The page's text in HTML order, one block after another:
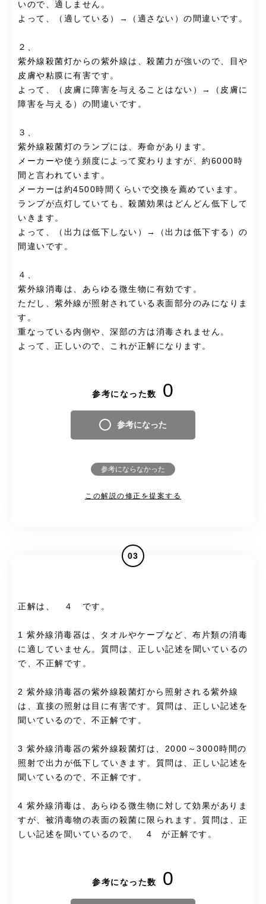
いので、適しません。
よって、（適している）→（適さない）の間違いです。
２、
紫外線殺菌灯からの紫外線は、殺菌力が強いので、目や
皮膚や粘膜に有害です。
よって、（皮膚に障害を与えることはない）→（皮膚に
障害を与える）の間違いです。
３、
紫外線殺菌灯のランプには、寿命があります。
メーカーや使う頻度によって変わりますが、約6000時
間と言われています。
メーカーは約4500時間くらいで交換を薦めています。
ランプが点灯していても、殺菌効果はどんどん低下して
いきます。
よって、（出力は低下しない）→（出力は低下する）の
間違いです。
４、
紫外線消毒は、あらゆる微生物に有効です。
ただし、紫外線が照射されている表面部分のみになりま
す。
重なっている内側や、深部の方は消毒されません。
よって、正しいので、これが正解になります。
参考になった数 0
参考になった
参考にならなかった
この解説の修正を提案する
03
正解は、 ４ です。
1 紫外線消毒器は、タオルやケープなど、布片類の消毒
に適していません。質問は、正しい記述を聞いているの
で、不正解です。
2 紫外線消毒器の紫外線殺菌灯から照射される紫外線
は、直接の照射は目に有害です。質問は、正しい記述を
聞いているので、不正解です。
3 紫外線消毒器の紫外線殺菌灯は、2000～3000時間の
照射で出力が低下していきます。質問は、正しい記述を
聞いているので、不正解です。
4 紫外線消毒は、あらゆる微生物に対して効果がありま
すが、被消毒物の表面の殺菌に限られます。質問は、正
しい記述を聞いているので、 4 が正解です。
参考になった数 0